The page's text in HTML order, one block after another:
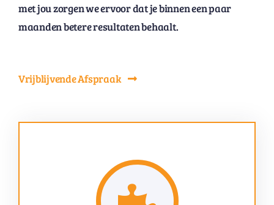
met jou zorgen we ervoor dat je binnen een paar
maanden betere resultaten behaalt.
Vrijblijvende Afspraak